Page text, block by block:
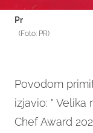
Pr
(Foto: PR)
Povodom
izjavio: "
Chef Award